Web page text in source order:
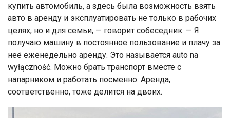
купить автомобиль, а здесь была возможность взять
авто в аренду и эксплуатировать не только в рабочих
целях, но и для семьи, — говорит собеседник. — Я
получаю машину в постоянное пользование и плачу за
неё еженедельно аренду. Это называется auto na
wyłączność. Можно брать транспорт вместе с
напарником и работать посменно. Аренда,
соответственно, тоже делится на двоих.